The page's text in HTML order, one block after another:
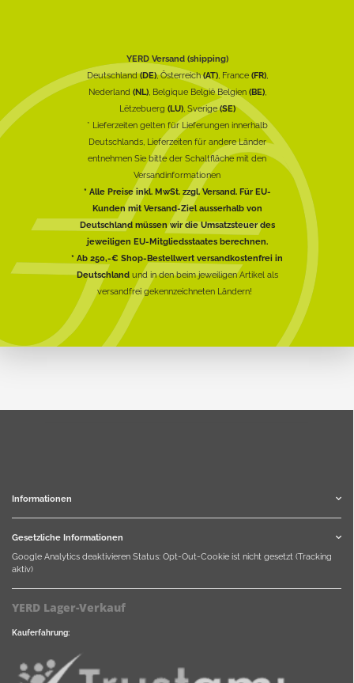
YERD Versand (shipping)
Deutschland(DE), Österreich(AT), France (FR),
Nederland (NL), Belgique België Belgien (BE),
Lëtzebuerg (LU), Sverige(SE)
* Lieferzeiten gelten für Lieferungen innerhalb
Deutschlands, Lieferzeiten für andere Länder
entnehmen Sie bitte der Schaltfläche mit den
Versandinformationen
* Alle Preise inkl. MwSt. zzgl. Versand. Für EU-
Kunden mit Versand-Ziel ausserhalb von
Deutschland müssen wir die Umsatzsteuer des
jeweiligen EU-Mitgliedsstaates berechnen.
* Ab 250,-€ Shop-Bestellwert versandkostenfrei in
Deutschlandund in den beim jeweiligen Artikel als
versandfrei gekennzeichneten Ländern!
Informationen
Gesetzliche Informationen
Google Analytics deaktivieren Status: Opt-Out-Cookie ist nicht gesetzt (Tracking
aktiv)
YERD Lager-Verkauf
Kauferfahrung: